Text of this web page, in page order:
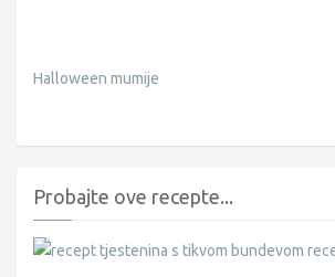
Halloween mumije
Probajte ove recepte...